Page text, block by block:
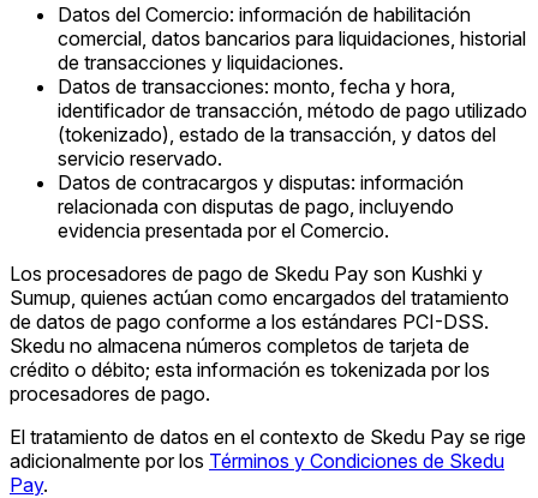
Datos del Comercio: información de habilitación
comercial, datos bancarios para liquidaciones, historial
de transacciones y liquidaciones.
Datos de transacciones: monto, fecha y hora,
identificador de transacción, método de pago utilizado
(tokenizado), estado de la transacción, y datos del
servicio reservado.
Datos de contracargos y disputas: información
relacionada con disputas de pago, incluyendo
evidencia presentada por el Comercio.
Los procesadores de pago de Skedu Pay son Kushki y
Sumup, quienes actúan como encargados del tratamiento
de datos de pago conforme a los estándares PCI-DSS.
Skedu no almacena números completos de tarjeta de
crédito o débito; esta información es tokenizada por los
procesadores de pago.
El tratamiento de datos en el contexto de Skedu Pay se rige
adicionalmente por los Términos y Condiciones de Skedu
Pay.